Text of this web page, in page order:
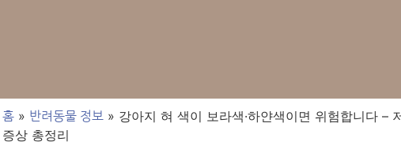
홈 » 반려동물 정보 » 강아지 혀 색이 보라색·하얀색이면 위험합니다 –
증상 총정리